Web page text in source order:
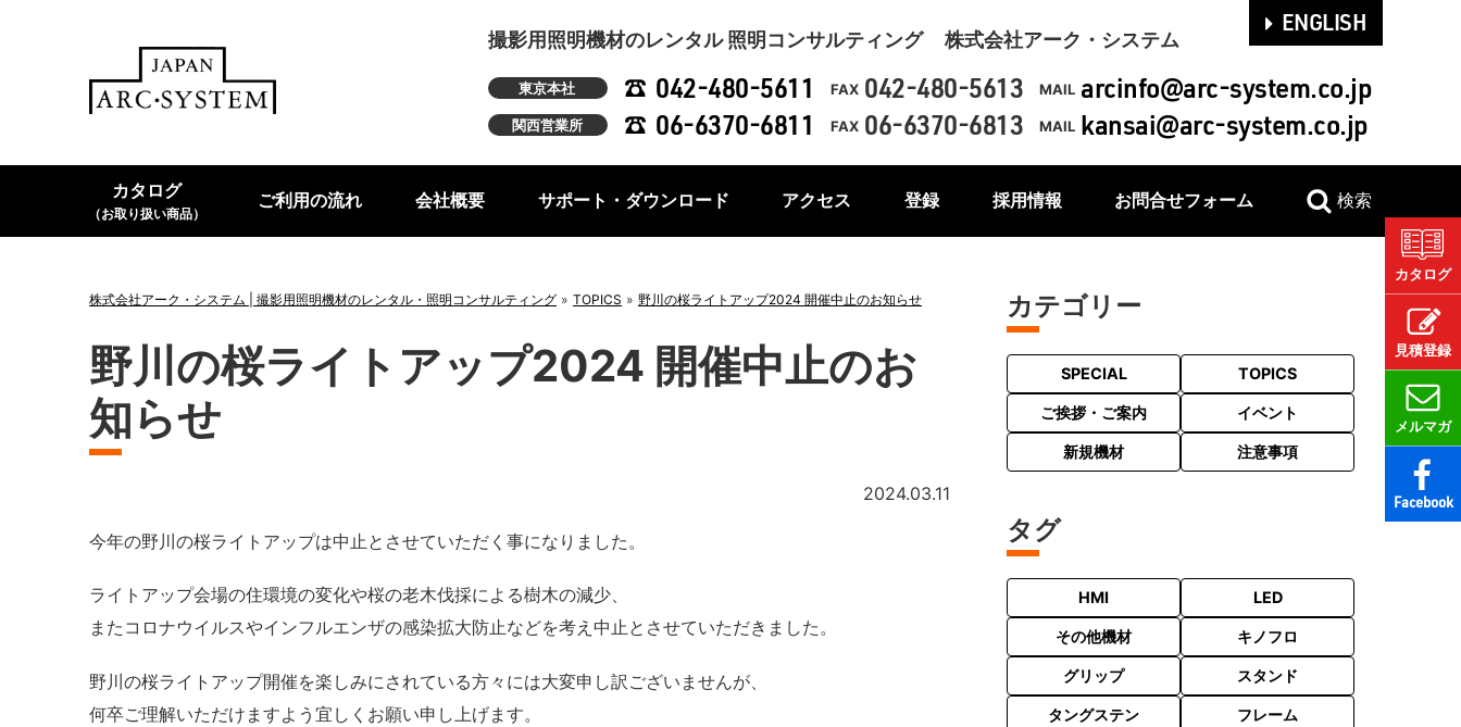
撮影用照明機材のレンタル 照明コンサルティング 株式会社アーク・システム
東京本社 042-480-5611 FAX 042-480-5613 MAIL arcinfo@arc-system.co.jp
関西営業所 06-6370-6811 FAX 06-6370-6813 MAIL kansai@arc-system.co.jp
ENGLISH
カタログ
（お取り扱い商品）
ご利用の流れ 会社概要 サポート・ダウンロード アクセス 登録 採用情報 お問合せフォーム 検索
カタログ
見積登録
メルマガ
Facebook
株式会社アーク・システム | 撮影用照明機材のレンタル・照明コンサルティング TOPICS 野川の桜ライトアップ2024 開催中止のお知らせ
野川の桜ライトアップ2024 開催中止のお
知らせ
2024.03.11
今年の野川の桜ライトアップは中止とさせていただく事になりました。
ライトアップ会場の住環境の変化や桜の老木伐採による樹木の減少、
またコロナウイルスやインフルエンザの感染拡大防止などを考え中止とさせていただきました。
野川の桜ライトアップ開催を楽しみにされている方々には大変申し訳ございませんが、
何卒ご理解いただけますよう宜しくお願い申し上げます。
カテゴリー
SPECIAL TOPICS
ご挨拶・ご案内 イベント
新規機材 注意事項
タグ
HMI LED
その他機材 キノフロ
グリップ スタンド
タングステン フレーム